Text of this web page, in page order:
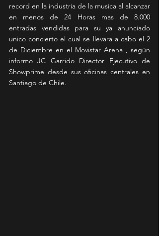
record en la industria de la musica al alcanzar
en menos de 24 Horas mas de 8.000
entradas vendidas para su ya anunciado
unico concierto el cual se llevara a cabo el 2
de Diciembre en el Movistar Arena , según
informo JC Garrido Director Ejecutivo de
Showprime desde sus oficinas centrales en
Santiago de Chile.